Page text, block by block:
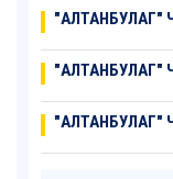
"АЛТАНБУЛАГ"
"АЛТАНБУЛАГ"
"АЛТАНБУЛАГ"